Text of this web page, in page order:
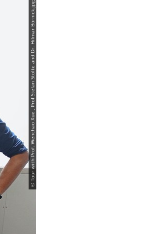
© Tour with Prof. Wenchao Xue , Prof Stefan Stolte and Dr. Hilmar Börnick.jpg